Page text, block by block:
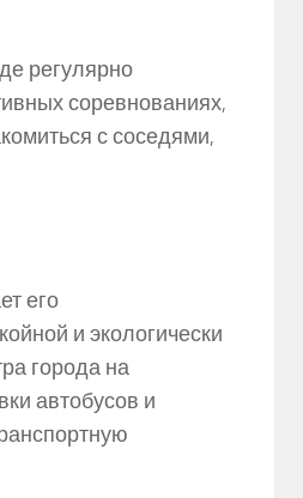
регулярно
соревнованиях,
с соседями,
его
и экологически
города на
автобусов и